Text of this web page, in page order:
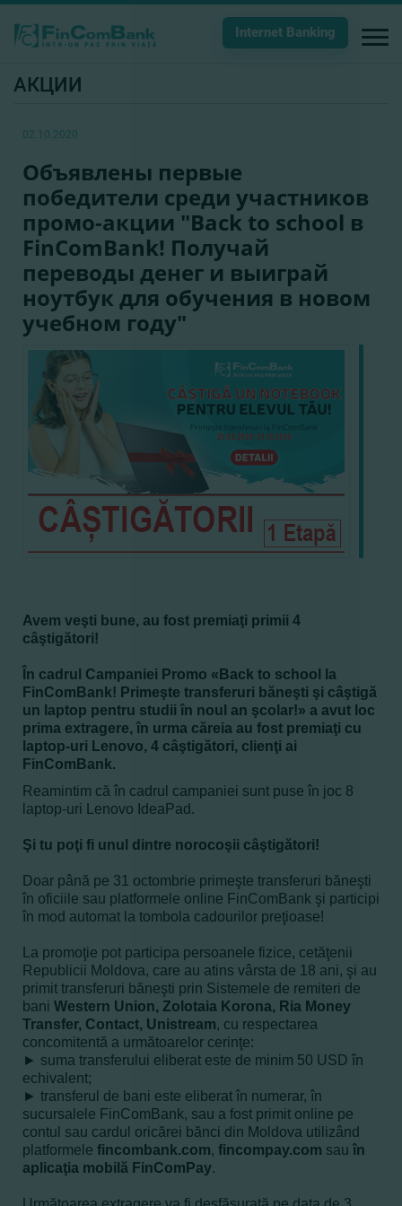
Internet Banking
АКЦИИ
02.10.2020
Объявлены первые
победители среди участников
промо-акции "Back to school в
FinComBank! Получай
переводы денег и выиграй
ноутбук для обучения в новом
учебном году"
Avem veşti bune, au fost premiaţi primii 4
câştigători!
În cadrul Campaniei Promo «Back to school la
FinComBank! Primeşte transferuri băneşti şi câştigă
un laptop pentru studii în noul an şcolar!» a avut loc
prima extragere, în urma căreia au fost premiaţi cu
laptop-uri Lenovo, 4 câştigători, clienţi ai
FinComBank.
Reamintim că în cadrul campaniei sunt puse în joc 8
laptop-uri Lenovo IdeaPad.
Şi tu poţi fi unul dintre norocoşii câştigători!
Doar până pe 31 octombrie primeşte transferuri băneşti
în oficiile sau platformele online FinComBank şi participi
în mod automat la tombola cadourilor preţioase!
La promoţie pot participa persoanele fizice, cetăţenii
Republicii Moldova, care au atins vârsta de 18 ani, şi au
primit transferuri băneşti prin Sistemele de remiteri de
bani Western Union, Zolotaia Korona, Ria Money
Transfer, Contact, Unistream, cu respectarea
concomitentă a următoarelor cerinţe:
► suma transferului eliberat este de minim 50 USD în
echivalent;
► transferul de bani este eliberat în numerar, în
sucursalele FinComBank, sau a fost primit online pe
contul sau cardul oricărei bănci din Moldova utilizând
platformele fincombank.com, fincompay.com sau în
aplicaţia mobilă FinComPay.